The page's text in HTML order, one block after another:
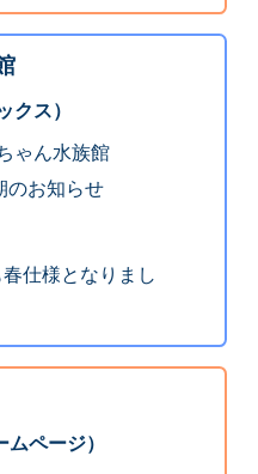
クス）
ゃん水族館
お知らせ
仕様となりまし
ページ）